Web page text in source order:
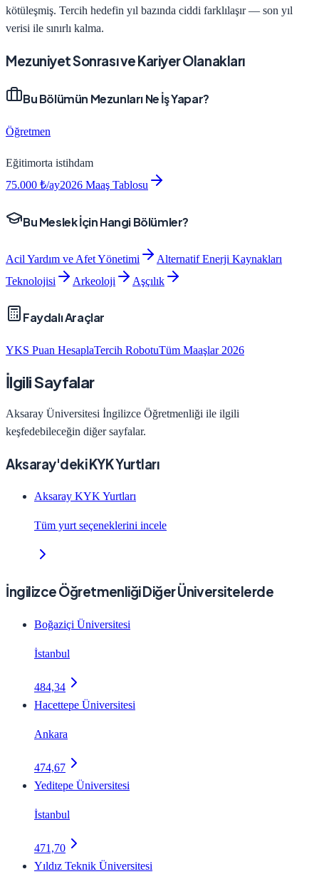
kötüleşmiş. Tercih hedefin yıl bazında ciddi farklılaşır — son yıl
verisi ile sınırlı kalma.
Mezuniyet Sonrası ve Kariyer Olanakları
Bu Bölümün Mezunları Ne İş Yapar?
Öğretmen
Eğitimorta istihdam
75.000 ₺/ay2026 Maaş Tablosu
Bu Meslek İçin Hangi Bölümler?
Acil Yardım ve Afet Yönetimi
Alternatif Enerji Kaynakları
Teknolojisi
Arkeoloji Aşçılık
Faydalı Araçlar
YKS Puan HesaplaTercih RobotuTüm Maaşlar 2026
İlgili Sayfalar
Aksaray Üniversitesi İngilizce Öğretmenliği ile ilgili
keşfedebileceğin diğer sayfalar.
Aksaray'deki KYK Yurtları
Aksaray KYK Yurtları
Tüm yurt seçeneklerini incele
İngilizce Öğretmenliği Diğer Üniversitelerde
Boğaziçi Üniversitesi
İstanbul
484,34
Hacettepe Üniversitesi
Ankara
474,67
Yeditepe Üniversitesi
İstanbul
471,70
Yıldız Teknik Üniversitesi